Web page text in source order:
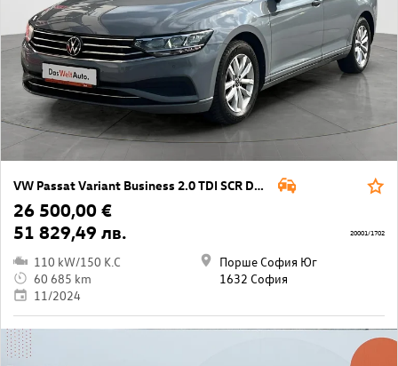
VW Passat Variant Business 2.0 TDI SCR DSG
26 500,00 €
51 829,49 лв.
110 kW/150 K.C
60 685 km
11/2024
Порше София Юг
1632 София
20001/1702